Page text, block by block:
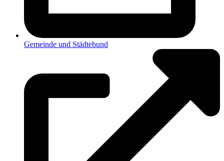
Gemeinde und Städtebund